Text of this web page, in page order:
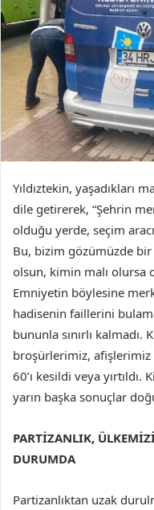
Yıldıztekin, yaşadıkları
dile getirerek, “Şehrin
olduğu yerde, seçim
Bu, bizim gözümüzde
olsun, kimin malı olursa
Emniyetin böylesine
hadisenin faillerini
bununla sınırlı
broşürlerimiz, afişlerimiz
60’ı kesildi veya
yarın başka sonuçlar
PARTİZANLIK,
DURUMDA
Partizanlıktan uzak